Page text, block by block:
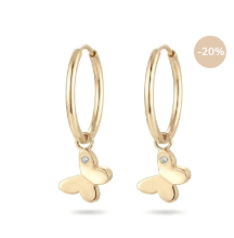
-20%